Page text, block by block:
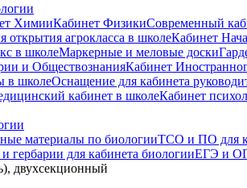
ХимииКабинет ФизикиСовременный
открытия агрокласса в школеКабинет
в школеМаркерные и меловые доски
и ОбществознанияКабинет
в школеОснащение для кабинета
кабинет в школеКабинет
материалы по биологииТСО и ПО для
гербарии для кабинета биологииЕГЭ и
двухсекционный